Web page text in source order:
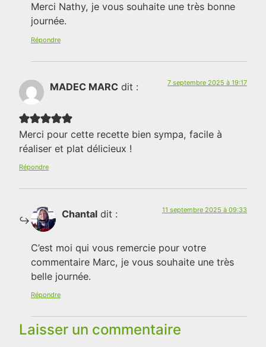
Merci Nathy, je vous souhaite une très bonne
journée.
Répondre
MADEC MARC dit : 7 septembre 2025 à 19:17
Merci pour cette recette bien sympa, facile à
réaliser et plat délicieux !
Répondre
Chantal dit : 11 septembre 2025 à 09:33
C’est moi qui vous remercie pour votre
commentaire Marc, je vous souhaite une très
belle journée.
Répondre
Laisser un commentaire